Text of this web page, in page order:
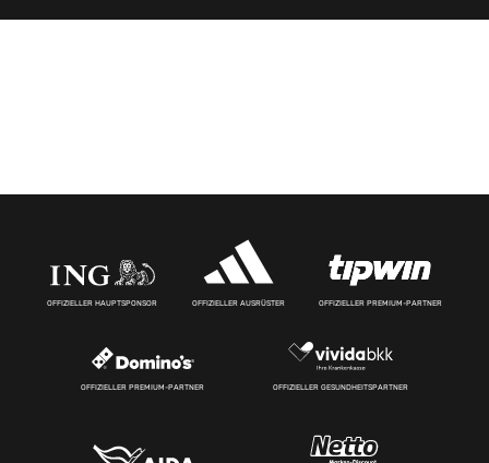
OFFIZIELLER HAUPTSPONSOR OFFIZIELLER AUSRÜSTER OFFIZIELLER PREMIUM-PARTNER
OFFIZIELLER PREMIUM-PARTNER OFFIZIELLER GESUNDHEITSPARTNER